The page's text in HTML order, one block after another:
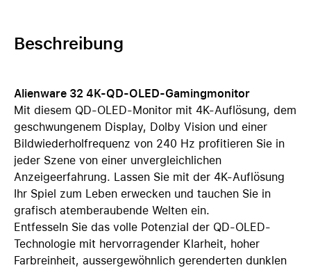
Beschreibung
Alienware 32 4K-QD-OLED-Gamingmonitor
Mit diesem QD-OLED-Monitor mit 4K-Auflösung, dem
geschwungenem Display, Dolby Vision und einer
Bildwiederholfrequenz von 240 Hz profitieren Sie in
jeder Szene von einer unvergleichlichen
Anzeigeerfahrung. Lassen Sie mit der 4K-Auflösung
Ihr Spiel zum Leben erwecken und tauchen Sie in
grafisch atemberaubende Welten ein.
Entfesseln Sie das volle Potenzial der QD-OLED-
Technologie mit hervorragender Klarheit, hoher
Farbreinheit, aussergewöhnlich gerenderten dunklen